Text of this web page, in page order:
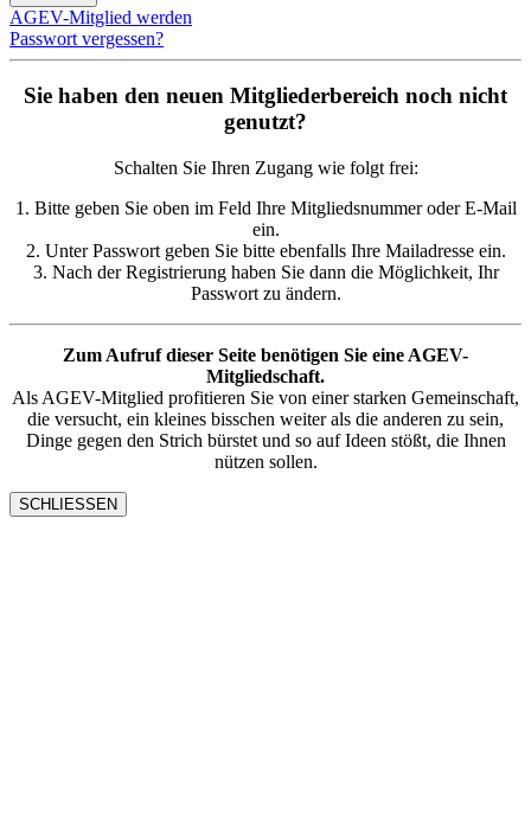
AGEV-Mitglied werden
Passwort vergessen?
Sie haben den neuen Mitgliederbereich noch nicht
genutzt?
Schalten Sie Ihren Zugang wie folgt frei:
1. Bitte geben Sie oben im Feld Ihre Mitgliedsnummer oder E-Mail
ein.
2. Unter Passwort geben Sie bitte ebenfalls Ihre Mailadresse ein.
3. Nach der Registrierung haben Sie dann die Möglichkeit, Ihr
Passwort zu ändern.
Zum Aufruf dieser Seite benötigen Sie eine AGEV-
Mitgliedschaft.
Als AGEV-Mitglied profitieren Sie von einer starken Gemeinschaft,
die versucht, ein kleines bisschen weiter als die anderen zu sein,
Dinge gegen den Strich bürstet und so auf Ideen stößt, die Ihnen
nützen sollen.
SCHLIESSEN